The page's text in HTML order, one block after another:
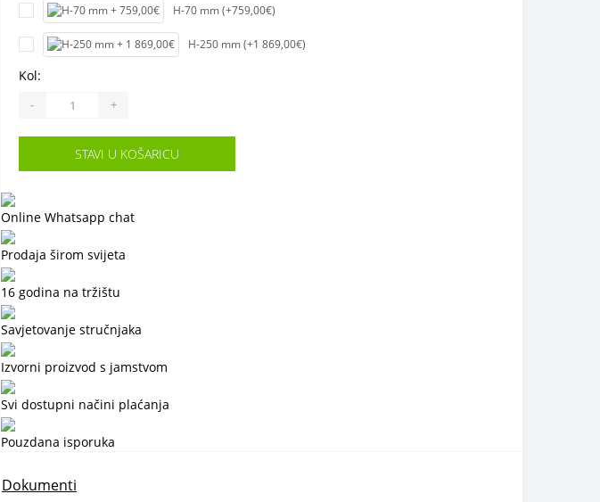
H-70 mm (+759,00€)
H-250 mm (+1 869,00€)
Kol:
- +
STAVI U KOŠARICU
Online Whatsapp chat
Prodaja širom svijeta
16 godina na tržištu
Savjetovanje stručnjaka
Izvorni proizvod s jamstvom
Svi dostupni načini plaćanja
Pouzdana isporuka
Dokumenti